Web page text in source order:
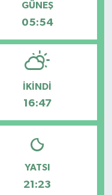
GÜNEŞ
05:54
İKINDI
16:47
YATSI
21:23